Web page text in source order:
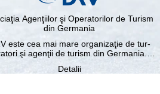
Agenţiilor şi Operatorilor de Turism
din Germania
este cea mai mare organizaţie de tur-
şi agenţii de turism din Germania.…
Detalii